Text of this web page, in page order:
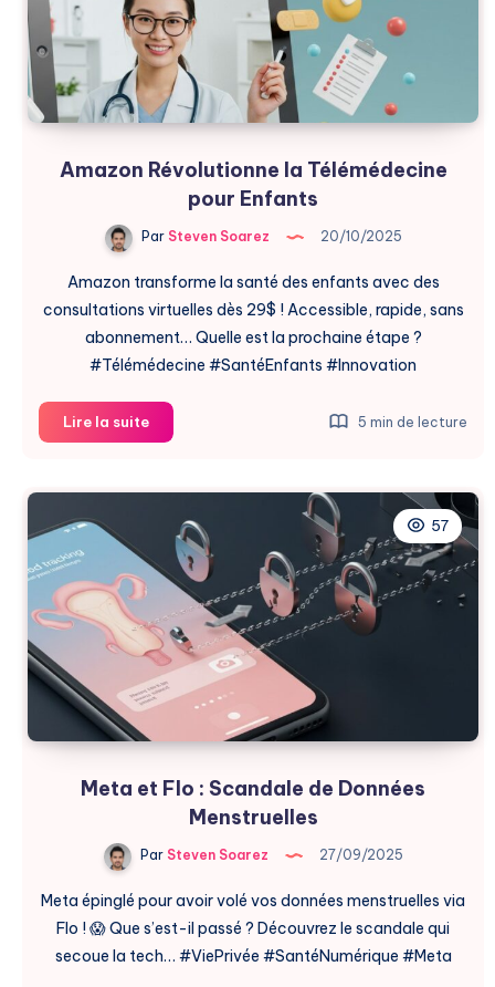
Amazon Révolutionne la Télémédecine
pour Enfants
ParSteven Soarez 20/10/2025
Amazon transforme la santé des enfants avec des
consultations virtuelles dès 29$ ! Accessible, rapide, sans
abonnement… Quelle est la prochaine étape ?
#Télémédecine #SantéEnfants #Innovation
Lire la suiteAmazon
Révolutionne
Télémédecine
pour
Enfants
5 min de lecture
57
Meta et Flo : Scandale de Données
Menstruelles
ParSteven Soarez 27/09/2025
Meta épinglé pour avoir volé vos données menstruelles via
Flo ! 😱 Que s’est-il passé ? Découvrez le scandale qui
secoue la tech… #ViePrivée #SantéNumérique #Meta